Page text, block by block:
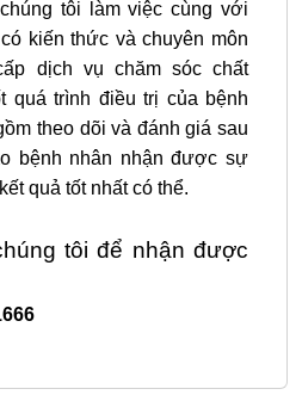
tôi làm việc cùng với
kiến thức và chuyên môn
dịch vụ chăm sóc chất
quá trình điều trị của bệnh
theo dõi và đánh giá sau
bệnh nhân nhận được sự
quả tốt nhất có thể.
tôi để nhận được